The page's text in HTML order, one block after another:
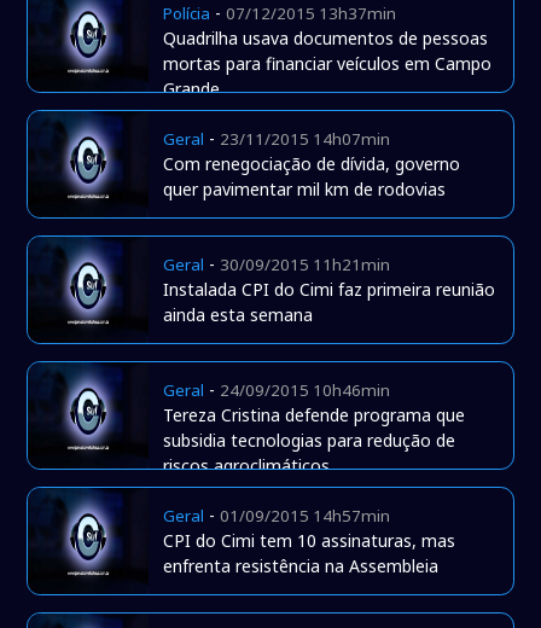
Polícia -07/12/2015 13h37min
Quadrilha usava documentos de pessoas
mortas para financiar veículos em Campo
Grande
Geral - 23/11/2015 14h07min
Com renegociação de dívida, governo
quer pavimentar mil km de rodovias
Geral - 30/09/2015 11h21min
Instalada CPI do Cimi faz primeira reunião
ainda esta semana
Geral - 24/09/2015 10h46min
Tereza Cristina defende programa que
subsidia tecnologias para redução de
riscos agroclimáticos
Geral -01/09/2015 14h57min
CPI do Cimi tem 10 assinaturas, mas
enfrenta resistência na Assembleia